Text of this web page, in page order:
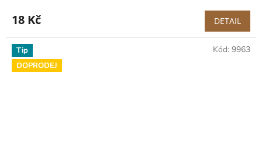
18 Kč DETAIL
Tip
DOPRODEJ
Kód: 9963